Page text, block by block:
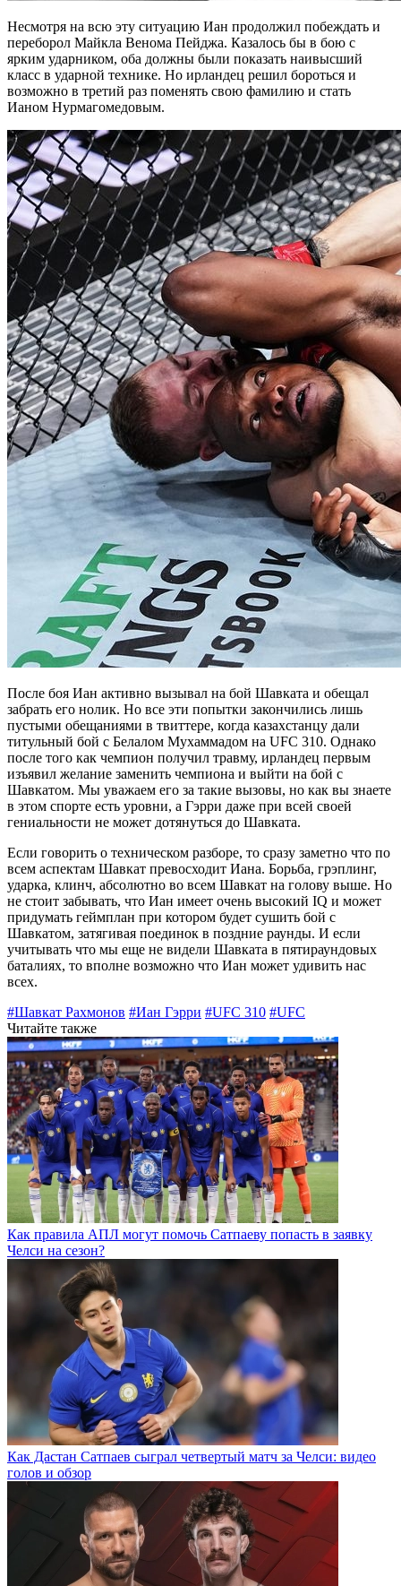
Несмотря на всю эту ситуацию Иан продолжил побеждать и
переборол Майкла Венома Пейджа. Казалось бы в бою с
ярким ударником, оба должны были показать наивысший
класс в ударной технике. Но ирландец решил бороться и
возможно в третий раз поменять свою фамилию и стать
Ианом Нурмагомедовым.
После боя Иан активно вызывал на бой Шавката и обещал
забрать его нолик. Но все эти попытки закончились лишь
пустыми обещаниями в твиттере, когда казахстанцу дали
титульный бой с Белалом Мухаммадом на UFC 310. Однако
после того как чемпион получил травму, ирландец первым
изъявил желание заменить чемпиона и выйти на бой с
Шавкатом. Мы уважаем его за такие вызовы, но как вы знаете
в этом спорте есть уровни, а Гэрри даже при всей своей
гениальности не может дотянуться до Шавката.
Если говорить о техническом разборе, то сразу заметно что по
всем аспектам Шавкат превосходит Иана. Борьба, грэплинг,
ударка, клинч, абсолютно во всем Шавкат на голову выше. Но
не стоит забывать, что Иан имеет очень высокий IQ и может
придумать геймплан при котором будет сушить бой с
Шавкатом, затягивая поединок в поздние раунды. И если
учитывать что мы еще не видели Шавката в пятираундовых
баталиях, то вполне возможно что Иан может удивить нас
всех.
#Шавкат Рахмонов #Иан Гэрри #UFC 310 #UFC
Читайте также
Как правила АПЛ могут помочь Сатпаеву попасть в заявку
Челси на сезон?
Как Дастан Сатпаев сыграл четвертый матч за Челси: видео
голов и обзор